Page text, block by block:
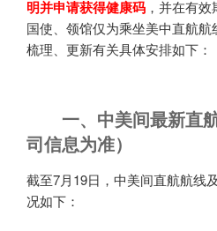
明并申请获得健康码 ，并在有
国使、领馆仅为乘坐美中直航
梳理、更新有关具体安排如下：
一、中美间最新直
司信息为准）
截至7月19日，中美间直航航线
况如下：